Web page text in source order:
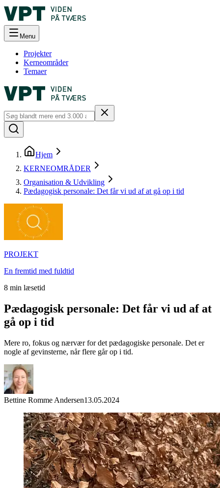
Menu
Projekter
Kerneområder
Temaer
Hjem
KERNEOMRÅDER
Organisation & Udvikling
Pædagogisk personale: Det får vi ud af at gå op i tid
PROJEKT
En fremtid med fuldtid
8 min læsetid
Pædagogisk personale: Det får vi ud af at
gå op i tid
Mere ro, fokus og nærvær for det pædagogiske personale. Det er
nogle af gevinsterne, når flere går op i tid.
Bettine Romme Andersen13.05.2024